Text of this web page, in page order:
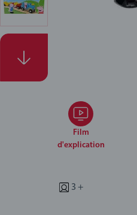
Film
d'explication
3 +